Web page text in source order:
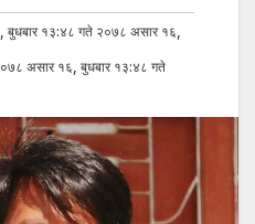
बुधबार १३:४८ गते २०७८ असार १६,
असार १६, बुधबार १३:४८ गते